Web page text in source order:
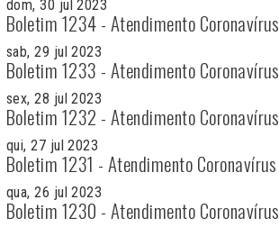
dom, 30 jul 2023
Boletim 1234 - Atendimento Coronavírus
sab, 29 jul 2023
Boletim 1233 - Atendimento Coronavírus
sex, 28 jul 2023
Boletim 1232 - Atendimento Coronavírus
qui, 27 jul 2023
Boletim 1231 - Atendimento Coronavírus
qua, 26 jul 2023
Boletim 1230 - Atendimento Coronavírus